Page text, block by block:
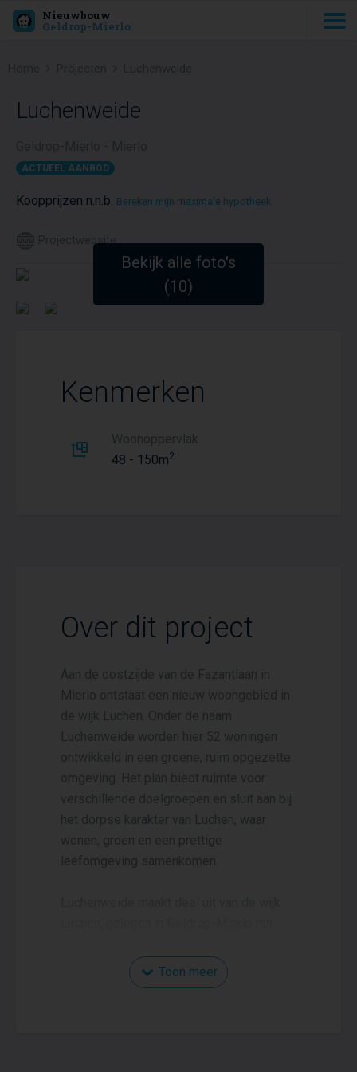
Nieuwbouw
Geldrop-Mierlo
Luchenweide
ACTUEEL AANBOD
Koopprijzen n.n.b. Bereken mijn maximale hypotheek
Projectwebsite
Bekijk alle foto's
(10)
Kenmerken
Woonoppervlak
48 - 150m2
Over dit project
Aan de oostzijde van de Fazantlaan in
Mierlo ontstaat een nieuw woongebied in
de wijk Luchen. Onder de naam
Luchenweide worden hier 52 woningen
ontwikkeld in een groene, ruim opgezette
omgeving. Het plan biedt ruimte voor
verschillende doelgroepen en sluit aan bij
het dorpse karakter van Luchen, waar
wonen, groen en een prettige
leefomgeving samenkomen.
ligt prachtig tussen de bossen en vennen.
Er lopen twee aantrekkelijke fietsroutes
Toon meer